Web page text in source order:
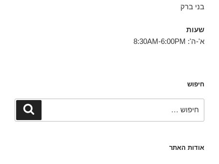
בני ברק
שעות
א'-ה': 8:30AM-6:00PM
חיפוש
חיפוש
אודות האתר